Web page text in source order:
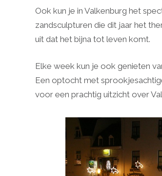
Ook kun je in Valkenburg het
zandsculpturen die dit jaar het
uit dat het bijna tot leven komt.
Elke week kun je ook genieten
Een optocht met
voor een prachtig uitzicht over